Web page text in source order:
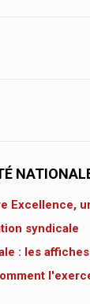
Excellence,
syndicale
: les affiches